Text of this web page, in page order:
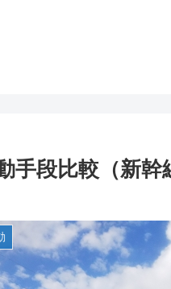
手段比較（新